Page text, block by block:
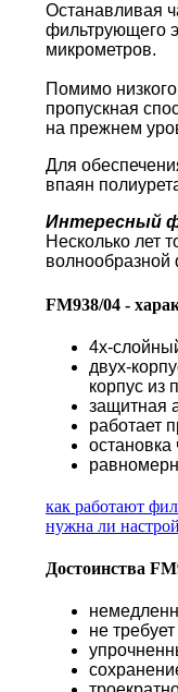
Останавливая
фильтрующего
микрометров.
Помимо
пропускная
на прежнем
Для
впаян
Интересный
Несколько лет
волнообразной
FM938/04 -
4х-
двух-
корпус из
защитная
работает
как работают
нужна ли
Достоинства
не